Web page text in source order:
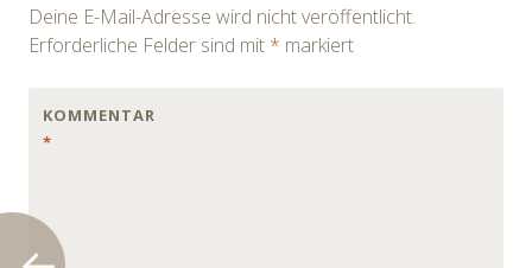
Deine E-Mail-Adresse wird nicht veröffentlicht.
Erforderliche Felder sind mit * markiert
KOMMENTAR
*